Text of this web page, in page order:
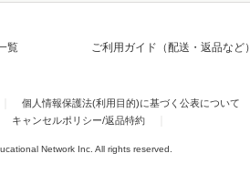
覧 ご利用ガイド（配送・返品など）
個人情報保護法(利用目的)に基づく公表について
キャンセルポリシー/返品特約
Network Inc. All rights reserved.